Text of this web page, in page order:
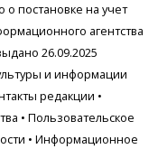
о постановке на учет
агентства
26.09.2025
и информации
редакции •
• Пользовательское
• Информационное